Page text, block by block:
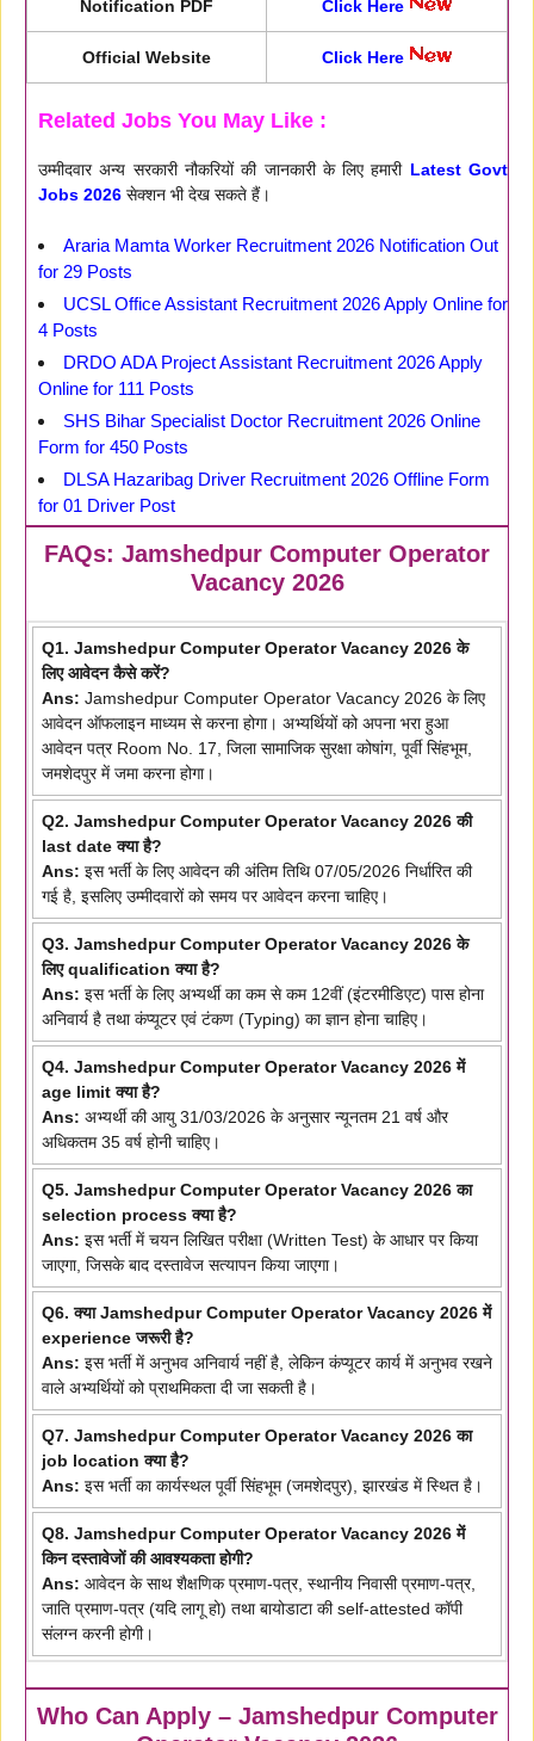
Notification PDF Click Here
Official Website Click Here
Related Jobs You May Like :
उम्मीदवार अन्य सरकारी नौकरियों की जानकारी के लिए हमारी Latest Govt
Jobs 2026 सेक्शन भी देख सकते हैं।
Araria Mamta Worker Recruitment 2026 Notification Out
for 29 Posts
UCSL Office Assistant Recruitment 2026 Apply Online for
4 Posts
DRDO ADA Project Assistant Recruitment 2026 Apply
Online for 111 Posts
SHS Bihar Specialist Doctor Recruitment 2026 Online
Form for 450 Posts
DLSA Hazaribag Driver Recruitment 2026 Offline Form
for 01 Driver Post
FAQs: Jamshedpur Computer Operator
Vacancy 2026
Q1. Jamshedpur Computer Operator Vacancy 2026 के
लिए आवेदन कैसे करें?
Ans: Jamshedpur Computer Operator Vacancy 2026 के लिए
आवेदन ऑफलाइन माध्यम से करना होगा। अभ्यर्थियों को अपना भरा हुआ
आवेदन पत्र Room No. 17, जिला सामाजिक सुरक्षा कोषांग, पूर्वी सिंहभूम,
जमशेदपुर में जमा करना होगा।
Q2. Jamshedpur Computer Operator Vacancy 2026 की
last date क्या है?
Ans: इस भर्ती के लिए आवेदन की अंतिम तिथि 07/05/2026 निर्धारित की
गई है, इसलिए उम्मीदवारों को समय पर आवेदन करना चाहिए।
Q3. Jamshedpur Computer Operator Vacancy 2026 के
लिए qualification क्या है?
Ans: इस भर्ती के लिए अभ्यर्थी का कम से कम 12वीं (इंटरमीडिएट) पास होना
अनिवार्य है तथा कंप्यूटर एवं टंकण (Typing) का ज्ञान होना चाहिए।
Q4. Jamshedpur Computer Operator Vacancy 2026 में
age limit क्या है?
Ans: अभ्यर्थी की आयु 31/03/2026 के अनुसार न्यूनतम 21 वर्ष और
अधिकतम 35 वर्ष होनी चाहिए।
Q5. Jamshedpur Computer Operator Vacancy 2026 का
selection process क्या है?
Ans: इस भर्ती में चयन लिखित परीक्षा (Written Test) के आधार पर किया
जाएगा, जिसके बाद दस्तावेज सत्यापन किया जाएगा।
Q6. क्या Jamshedpur Computer Operator Vacancy 2026 में
experience जरूरी है?
Ans: इस भर्ती में अनुभव अनिवार्य नहीं है, लेकिन कंप्यूटर कार्य में अनुभव रखने
वाले अभ्यर्थियों को प्राथमिकता दी जा सकती है।
Q7. Jamshedpur Computer Operator Vacancy 2026 का
job location क्या है?
Ans: इस भर्ती का कार्यस्थल पूर्वी सिंहभूम (जमशेदपुर), झारखंड में स्थित है।
Q8. Jamshedpur Computer Operator Vacancy 2026 में
किन दस्तावेजों की आवश्यकता होगी?
Ans: आवेदन के साथ शैक्षणिक प्रमाण-पत्र, स्थानीय निवासी प्रमाण-पत्र,
जाति प्रमाण-पत्र (यदि लागू हो) तथा बायोडाटा की self-attested कॉपी
संलग्न करनी होगी।
Who Can Apply – Jamshedpur Computer